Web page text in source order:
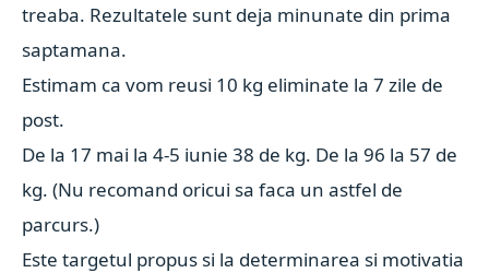
treaba. Rezultatele sunt deja minunate din prima
saptamana.
Estimam ca vom reusi 10 kg eliminate la 7 zile de
post.
De la 17 mai la 4-5 iunie 38 de kg. De la 96 la 57 de
kg. (Nu recomand oricui sa faca un astfel de
parcurs.)
Este targetul propus si la determinarea si motivatia